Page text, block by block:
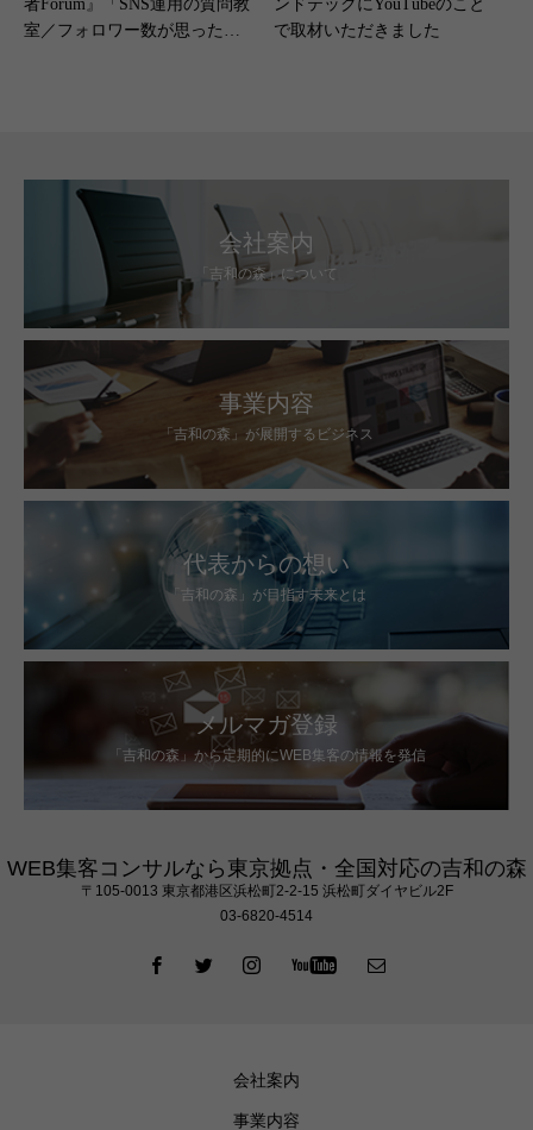
者Forum』「SNS運用の質問教
室／フォロワー数が思ったよ
ンドテックにYouTubeのこと
で取材いただきました
会社案内
「吉和の森」について
事業内容
「吉和の森」が展開するビジネス
代表からの想い
「吉和の森」が目指す未来とは
メルマガ登録
「吉和の森」から定期的にWEB集客の情報を発信
WEB集客コンサルなら東京拠点・全国対応の吉和の森
〒105‐0013 東京都港区浜松町2-2-15 浜松町ダイヤビル2F
03-6820-4514
会社案内
事業内容